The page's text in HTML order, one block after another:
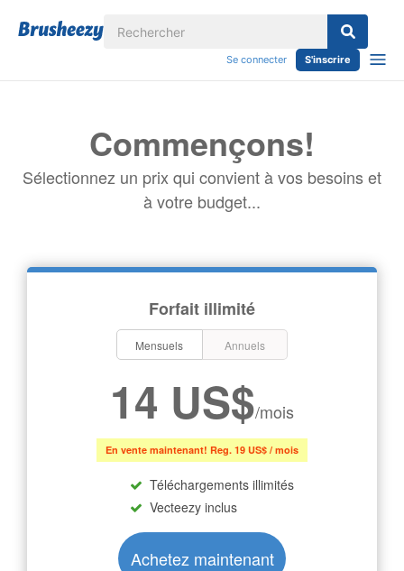
Se connecter S'inscrire
Commençons!
Sélectionnez un prix qui convient à vos besoins et
à votre budget...
Forfait illimité
Mensuels Annuels
14 US$/mois
En vente maintenant! Reg. 19 US$ / mois
Téléchargements illimités
Vecteezy inclus
Achetez maintenant